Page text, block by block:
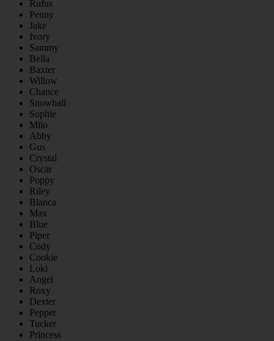
Rufus
Penny
Jake
Ivory
Sammy
Bella
Baxter
Willow
Chance
Snowball
Sophie
Milo
Abby
Gus
Crystal
Oscar
Poppy
Riley
Blanca
Max
Blue
Piper
Cody
Cookie
Loki
Angel
Roxy
Dexter
Pepper
Tucker
Princess